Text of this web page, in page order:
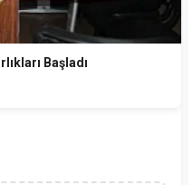
Başladı